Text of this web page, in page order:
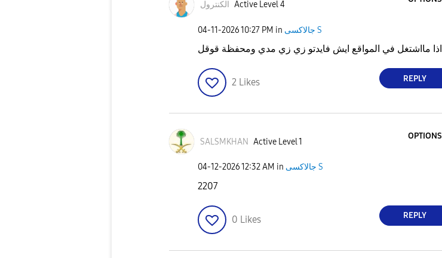
الكنترول Active Level 4
‎04-11-202610:27 PM in جالاكسى S
اذا مااشتغل في المواقع ايش فايدتو زي زي مدي ومحفظة قوقل
2 Likes REPLY
SALSMKHAN Active Level 1
OPTIONS
‎04-12-202612:32 AM in جالاكسى S
2207
0 Likes REPLY